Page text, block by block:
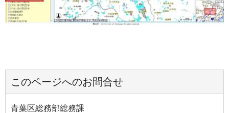
このページへのお問合せ
青葉区総務部総務課